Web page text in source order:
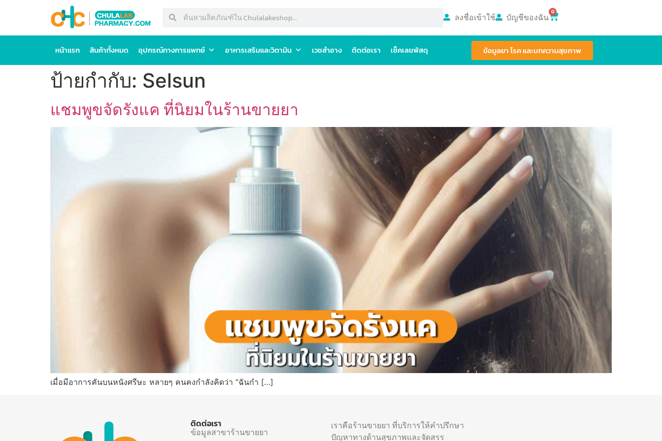
ลงชื่อเข้าใช้ บัญชีของฉัน 0
หน้าแรก สินค้าทั้งหมด อุปกรณ์ทางการแพทย์ อาหารเสริมและวิตามิน เวชสำอาง ติดต่อเรา เช็คเลขพัสดุ ข้อมูลยา โรค และบทความสุขภาพ
ป้ายกำกับ: Selsun
แชมพูขจัดรังแค ที่นิยมในร้านขายยา
เมื่อมีอาการคันบนหนังศรีษะ หลายๆ คนคงกำลังคิดว่า “ฉันกำ […]
ติดต่อเรา
ข้อมูลสาขาร้านขายยา
เราคือร้านขายยา ที่บริการให้คำปรึกษา
ปัญหาทางด้านสุขภาพและจัดสรร